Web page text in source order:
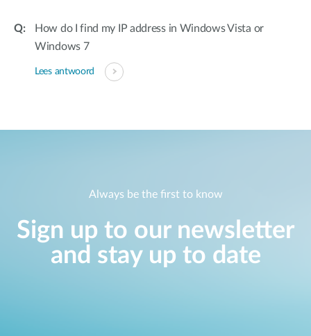
How do I find my IP address in Windows Vista or
Windows 7
Lees antwoord
Always be the first to know
Sign up to our newsletter
and stay up to date